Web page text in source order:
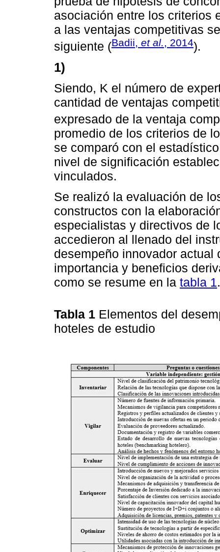
asociación entre los criterios
a las ventajas competitivas
siguiente (Badii, et al., 2014).
1)
Siendo, K el número de
cantidad de ventajas
expresado de la ventaja
promedio de los criterios de
se comparó con el
nivel de significación
vinculados.
Se realizó la evaluación de
constructos con la
especialistas y directivos de
accedieron al llenado del
desempeño innovador
importancia y beneficios
como se resume en la tabla 1.
Tabla 1 Elementos del
hoteles de estudio